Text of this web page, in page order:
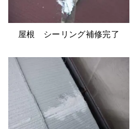
屋根 シーリング補修完了